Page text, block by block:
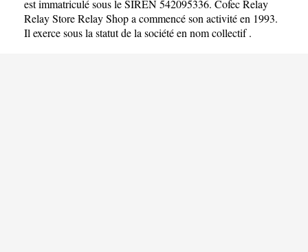
est immatriculé sous le SIREN 542095336. Cofec Relay
Relay Store Relay Shop a commencé son activité en 1993.
Il exerce sous la statut de la société en nom collectif .